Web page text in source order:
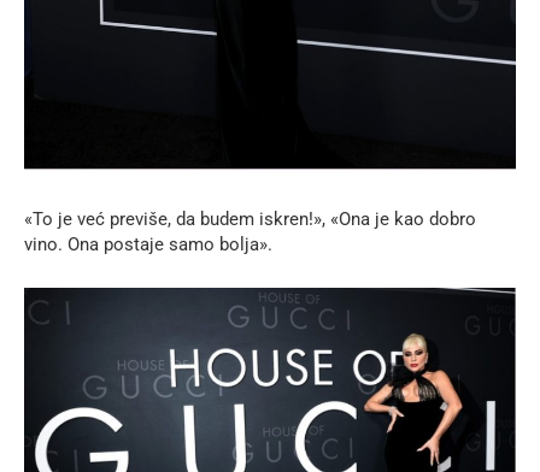
«To je već previše, da budem iskren!», «Ona je kao dobro
vino. Ona postaje samo bolja».